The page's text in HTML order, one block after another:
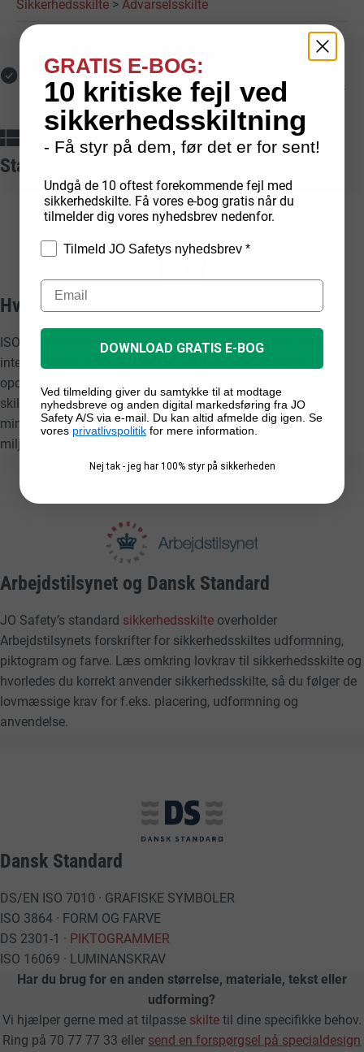
Sikkerhedsskilte > Advarselsskilte
Fri fragt med GLS
Ved online køb på over
1.000 kr.
Lagerførte varer leveres
typisk på 1-2 hverdage
Dansk produktion
Egenproducerede skilte fra
Sikker betaling
Med kort, mobilepay,
Standarder vi arbejder ud fra
Hvad er ISO?
ISO (International Organization for Standardization) er en
internationale organisation, der arbejder med at skabe og
opdatere standarder. Standarder der sikrer f.eks. ensartet
skiltning, der forstås af alle uanset sprogkundskaber, dette
mindsker risikoen for personskade, sundhedsfare og
miljøforurening.
Arbejdstilsynet og Dansk Standard
JO Safety’s standard sikkerhedsskilte overholder
Arbejdstilsynets forskrifter for sikkerhedsskiltes udformning,
piktogram og farve. Læs omkring lovkrav til sikkerhedsskilte og
hvorledes du korrekt anvender sikkerhedsskilte, så du følger de
lovmæssige krav for f.eks. placering, udformning og
anvendelse.
Dansk Standard
DS/EN ISO 7010 · GRAFISKE SYMBOLER
ISO 3864 · FORM OG FARVE
DS 2301-1 · PIKTOGRAMMER
ISO 16069 · LUMINANSKRAV
Har du brug for en anden størrelse, materiale, tekst eller
udforming?
Vi hjælper gerne med at tilpasse skiltetil dine specifikke behov.
Ring på 70 77 77 33 eller send en forspørgsel på specialdesign
GRATIS E-BOG:
10 kritiske fejl ved
sikkerhedsskiltning
- Få styr på dem, før det er for sent!
Undgå de 10 oftest forekommende fejl med
sikkerhedskilte. Få vores e-bog gratis når du
tilmelder dig vores nyhedsbrev nedenfor.
Tilmeld JO Safetys nyhedsbrev *
DOWNLOAD GRATIS E-BOG
Ved tilmelding giver du samtykke til at modtage
nyhedsbreve og anden digital markedsføring fra JO
Safety A/S via e-mail. Du kan altid afmelde dig igen. Se
vores privatlivspolitik for mere information.
Nej tak - jeg har 100% styr på sikkerheden